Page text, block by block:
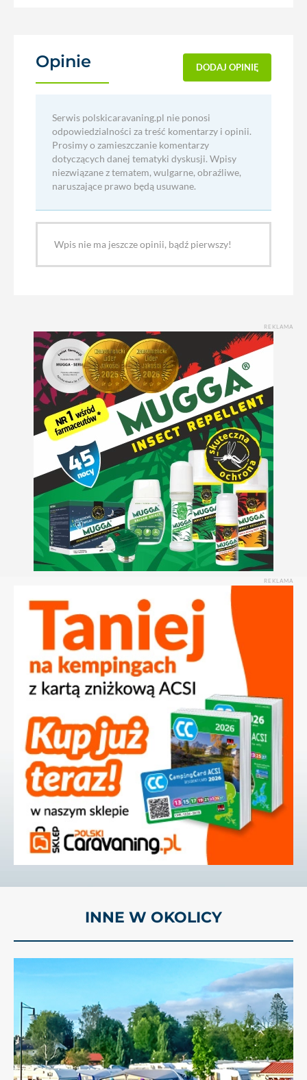
Opinie DODAJ OPINIĘ
Serwis polskicaravaning.pl nie ponosi
odpowiedzialności za treść komentarzy i opinii.
Prosimy o zamieszczanie komentarzy
dotyczących danej tematyki dyskusji. Wpisy
niezwiązane z tematem, wulgarne, obraźliwe,
naruszające prawo będą usuwane.
Wpis nie ma jeszcze opinii, bądź pierwszy!
REKLAMA
REKLAMA
INNE W OKOLICY